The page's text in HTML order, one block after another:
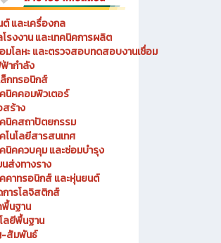
และเครื่องกล
รงงาน และเทคนิคการผลิต
มโลหะ และตรวจสอบทดสอบงานเชื่อม
ากำลัง
ล็กทรอนิกส์
นิคคอมพิวเตอร์
สร้าง
คนิคสถาปัตยกรรม
โนโลยีสารสนเทศ
นิคควบคุม และซ่อมบำรุง
ส่งทางราง
คาทรอนิกส์ และหุ่นยนต์
การโลจิสติกส์
พื้นฐาน
ลยีพื้นฐาน
สัมพันธ์